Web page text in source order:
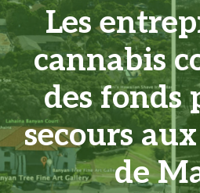
Les
cannabis
des fonds
secours
de